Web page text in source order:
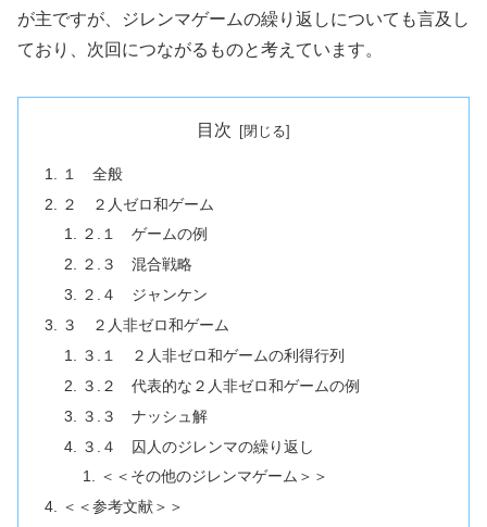
が主ですが、ジレンマゲームの繰り返しについても言及し
ており、次回につながるものと考えています。
目次
１ 全般
２ ２人ゼロ和ゲーム
２.１ ゲームの例
２.３ 混合戦略
２.４ ジャンケン
３ ２人非ゼロ和ゲーム
３.１ ２人非ゼロ和ゲームの利得行列
３.２ 代表的な２人非ゼロ和ゲームの例
３.３ ナッシュ解
３.４ 囚人のジレンマの繰り返し
＜＜その他のジレンマゲーム＞＞
＜＜参考文献＞＞